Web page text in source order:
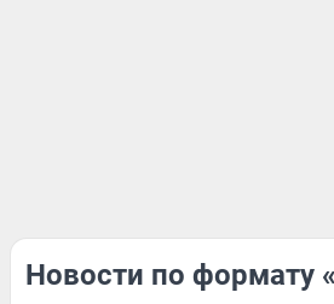
Новости по формату